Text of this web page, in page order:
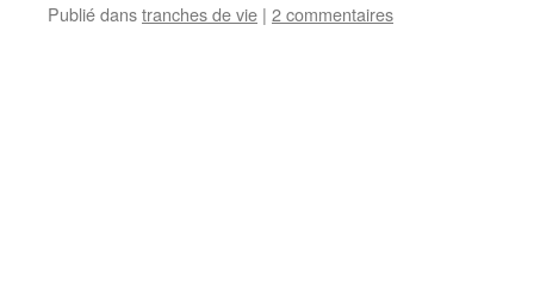
Publié danstranches de vie | 2 commentaires